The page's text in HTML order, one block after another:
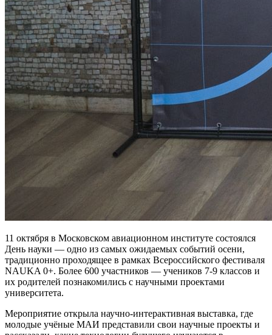
11 октября в Московском авиационном институте состоялся
День науки — одно из самых ожидаемых событий осени,
традиционно проходящее в рамках Всероссийского фестиваля
NAUKA 0+. Более 600 участников — учеников 7-9 классов и
их родителей познакомились с научными проектами
университета.
Мероприятие открыла научно-интерактивная выставка, где
молодые учёные МАИ представили свои научные проекты и